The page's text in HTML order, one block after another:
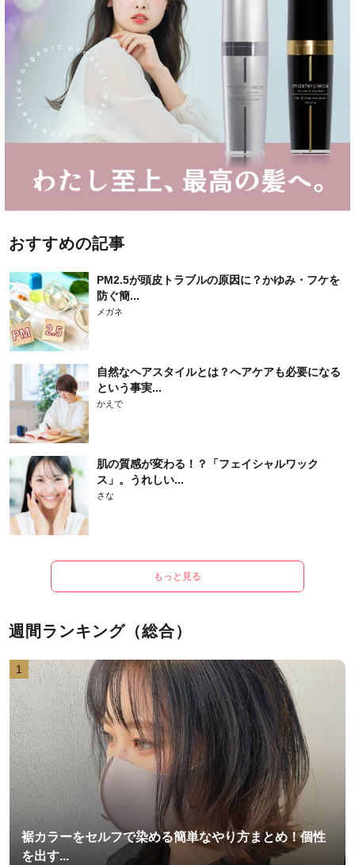
おすすめの記事
PM2.5が頭皮トラブルの原因に？かゆみ・フケを
防ぐ簡...
メガネ
自然なヘアスタイルとは？ヘアケアも必要になる
という事実...
かえで
肌の質感が変わる！？「フェイシャルワック
ス」。うれしい...
さな
もっと見る
週間ランキング（総合）
1
裾カラーをセルフで染める簡単なやり方まとめ！個性
を出す...